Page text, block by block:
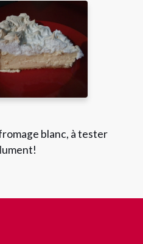
blanc, à tester